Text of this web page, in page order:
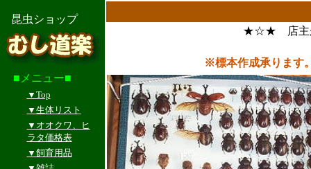
昆虫ショップ
■メニュー■
▼Top
▼生体リスト
▼オオクワ、ヒ
ラタ価格表
▼飼育用品
★☆★ 店主が
※標本作成承ります